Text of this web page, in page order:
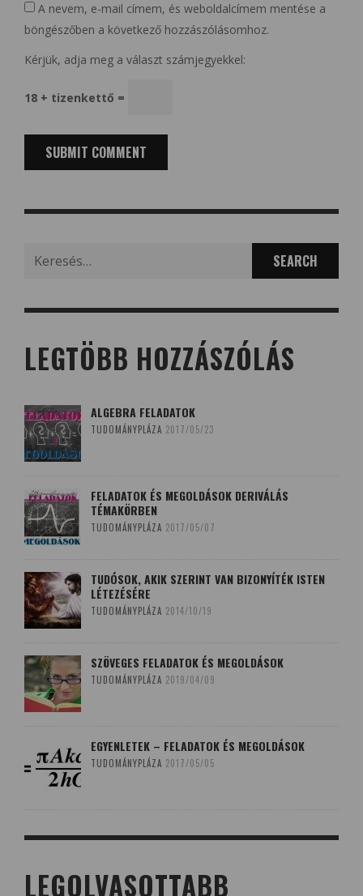
A nevem, e-mail címem, és weboldalcímem mentése a
böngészőben a következő hozzászólásomhoz.
Kérjük, adja meg a választ számjegyekkel:
18 + tizenkettő =
LEGTÖBB HOZZÁSZÓLÁS
ALGEBRA FELADATOK
TUDOMÁNYPLÁZA 2017/05/23
FELADATOK ÉS MEGOLDÁSOK DERIVÁLÁS
TÉMAKÖRBEN
TUDOMÁNYPLÁZA 2017/05/07
TUDÓSOK, AKIK SZERINT VAN BIZONYÍTÉK ISTEN
LÉTEZÉSÉRE
TUDOMÁNYPLÁZA 2014/10/19
SZÖVEGES FELADATOK ÉS MEGOLDÁSOK
TUDOMÁNYPLÁZA 2019/04/09
EGYENLETEK – FELADATOK ÉS MEGOLDÁSOK
TUDOMÁNYPLÁZA 2017/05/05
LEGOLVASOTTABB